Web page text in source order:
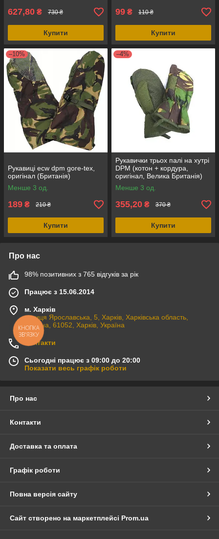
627,80 ₴ 730 ₴
Купити
99 ₴ 110 ₴
Купити
–10%
Рукавиці ecw dpm gore-tex,
оригінал (Британія)
Менше 3 од.
189 ₴ 210 ₴
Купити
–4%
Рукавички трьох палі на хутрі
DPM (котон + кордура,
оригінал, Велика Британія)
Менше 3 од.
355,20 ₴ 370 ₴
Купити
Про нас
98% позитивних з 765 відгуків за рік
Працює з 15.06.2014
м. Харків
вулиця Ярославська, 5, Харків, Харківська область,
Україна, 61052, Харків, Україна
Контакти
Сьогодні працює з 09:00 до 20:00
Показати весь графік роботи
Про нас
Контакти
Доставка та оплата
Графік роботи
Повна версія сайту
Сайт створено на маркетплейсі Prom.ua
КНОПКА
ЗВ'ЯЗКУ